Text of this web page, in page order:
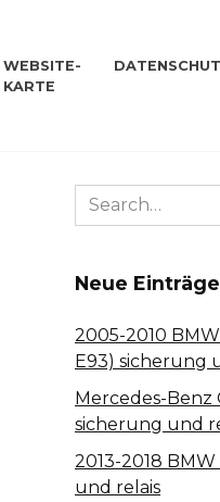
WEBSITE-
KARTE
Search
for:
Neue Einträge
2005-2010 BMW
E93) sicherung
Mercedes-Benz
sicherung und
2013-2018 BMW
und relais